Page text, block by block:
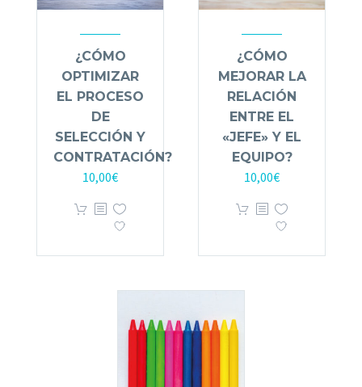
¿CÓMO
OPTIMIZAR
EL PROCESO
DE
SELECCIÓN Y
CONTRATACIÓN?
10,00€
¿CÓMO
MEJORAR LA
RELACIÓN
ENTRE EL
«JEFE» Y EL
EQUIPO?
10,00€